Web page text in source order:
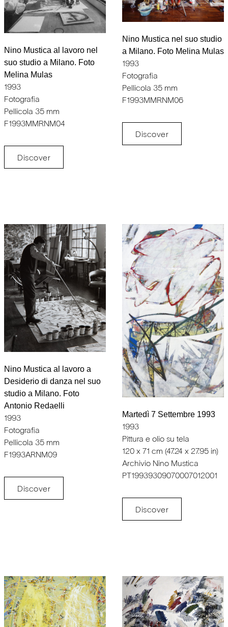
Nino Mustica al lavoro nel
suo studio a Milano. Foto
Melina Mulas
1993
Fotografia
Pellicola 35 mm
F1993MMRNM04
Discover
Nino Mustica nel suo studio
a Milano. Foto Melina Mulas
1993
Fotografia
Pellicola 35 mm
F1993MMRNM06
Discover
Nino Mustica al lavoro a
Desiderio di danza nel suo
studio a Milano. Foto
Antonio Redaelli
1993
Fotografia
Pellicola 35 mm
F1993ARNM09
Discover
Martedì 7 Settembre 1993
1993
Pittura e olio su tela
120 x 71 cm (47.24 x 27.95 in)
Archivio Nino Mustica
PT19939309070007012001
Discover